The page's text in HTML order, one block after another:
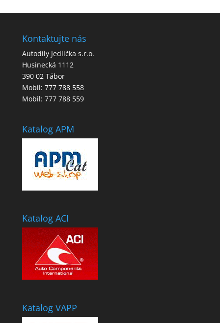
Kontaktujte nás
Autodíly Jedlička s.r.o.
Husinecká 1112
390 02 Tábor
Mobil: 777 788 558
Mobil: 777 788 559
Katalog APM
Katalog ACI
Katalog VAPP